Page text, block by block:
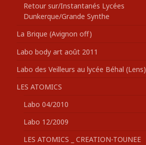
Retour sur/Instantanés Lycées
Dunkerque/Grande Synthe
La Brique (Avignon off)
Labo body art août 2011
Labo des Veilleurs au lycée Béhal (Lens)
LES ATOMICS
Labo 04/2010
Labo 12/2009
LES ATOMICS _ CREATION-TOUNEE